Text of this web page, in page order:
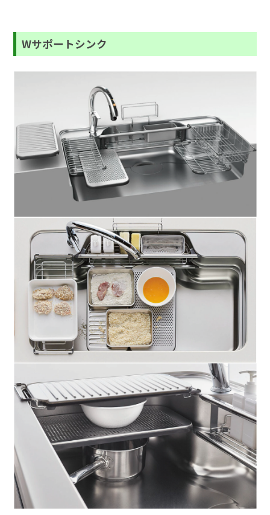
Wサポートシンク